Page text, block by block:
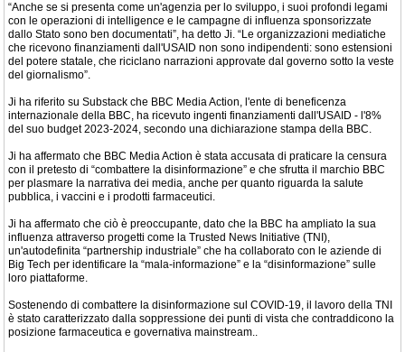
“Anche se si presenta come un'agenzia per lo sviluppo, i suoi profondi legami
con le operazioni di intelligence e le campagne di influenza sponsorizzate
dallo Stato sono ben documentati”, ha detto Ji. “Le organizzazioni mediatiche
che ricevono finanziamenti dall'USAID non sono indipendenti: sono estensioni
del potere statale, che riciclano narrazioni approvate dal governo sotto la veste
del giornalismo”.
Ji ha riferito su Substack che BBC Media Action, l'ente di beneficenza
internazionale della BBC, ha ricevuto ingenti finanziamenti dall'USAID - l'8%
del suo budget 2023-2024, secondo una dichiarazione stampa della BBC.
Ji ha affermato che BBC Media Action è stata accusata di praticare la censura
con il pretesto di “combattere la disinformazione” e che sfrutta il marchio BBC
per plasmare la narrativa dei media, anche per quanto riguarda la salute
pubblica, i vaccini e i prodotti farmaceutici.
Ji ha affermato che ciò è preoccupante, dato che la BBC ha ampliato la sua
influenza attraverso progetti come la Trusted News Initiative (TNI),
un'autodefinita “partnership industriale” che ha collaborato con le aziende di
Big Tech per identificare la “mala-informazione” e la “disinformazione” sulle
loro piattaforme.
Sostenendo di combattere la disinformazione sul COVID-19, il lavoro della TNI
è stato caratterizzato dalla soppressione dei punti di vista che contraddicono la
posizione farmaceutica e governativa mainstream..